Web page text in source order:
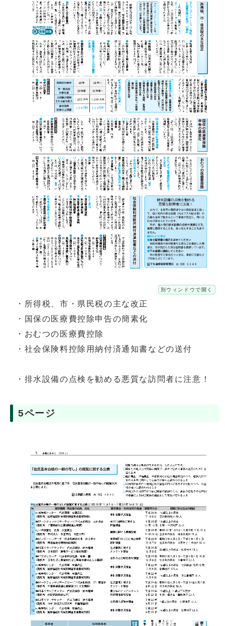
別ウィンドウで開く
・所得税、市・県民税の主な改正
・国保の医療費控除申告の簡素化
・おむつの医療費控除
・社会保険料控除用納付済通知書などの送付
・排水設備の点検を勧める悪質な訪問者に注意！
5ページ